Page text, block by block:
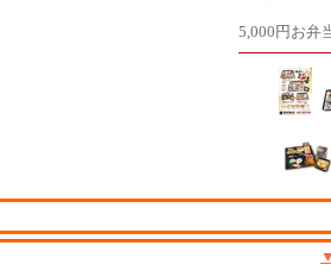
5,000円お弁